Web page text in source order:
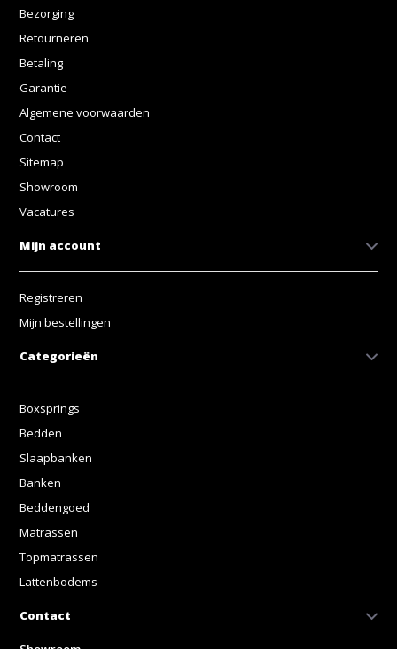
Bezorging
Retourneren
Betaling
Garantie
Algemene voorwaarden
Contact
Sitemap
Showroom
Vacatures
Mijn account
Registreren
Mijn bestellingen
Categorieën
Boxsprings
Bedden
Slaapbanken
Banken
Beddengoed
Matrassen
Topmatrassen
Lattenbodems
Contact